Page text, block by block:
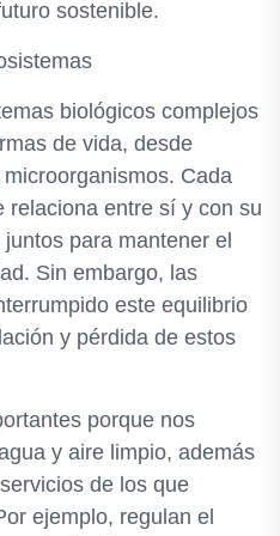
sostenible.
biológicos complejos
de vida, desde
Cada
relaciona entre sí y con su
para mantener el
Sin embargo, las
este equilibrio
y pérdida de estos
porque nos
y aire limpio, además
de los que
ejemplo, regulan el